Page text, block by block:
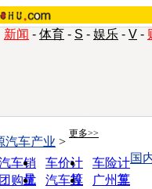
新闻 - 体育 - S - 娱乐 - V -
更多>>
车销
量
车价计
算
车险计
算
团购优
汽车投
广州车
汽车产业 >
国